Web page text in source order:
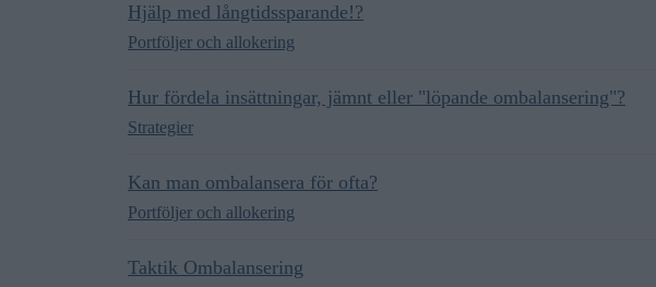
Hjälp med långtidssparande!?
Portföljer och allokering
Hur fördela insättningar, jämnt eller "löpande ombalansering"?
Strategier
Kan man ombalansera för ofta?
Portföljer och allokering
Taktik Ombalansering